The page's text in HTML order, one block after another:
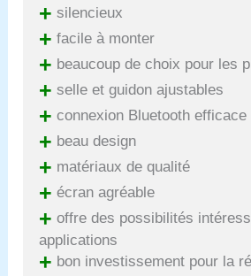
+ silencieux
+ facile à monter
+ beaucoup de choix pour les
+ selle et guidon ajustables
+ connexion Bluetooth efficace
+ beau design
+ matériaux de qualité
+ écran agréable
+ offre des possibilités
applications
+ bon investissement pour la